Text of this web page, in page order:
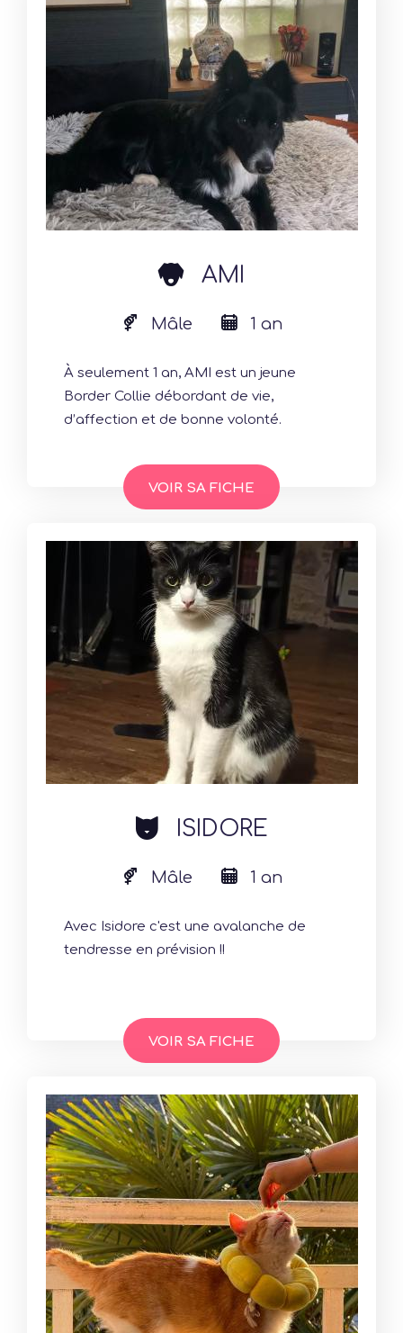
dog AMI
Mâle 1 an
À seulement 1 an, AMI est un jeune
Border Collie débordant de vie,
d’affection et de bonne volonté.
VOIR SA FICHE
cat ISIDORE
Mâle 1 an
Avec Isidore c'est une avalanche de
tendresse en prévision !!
VOIR SA FICHE